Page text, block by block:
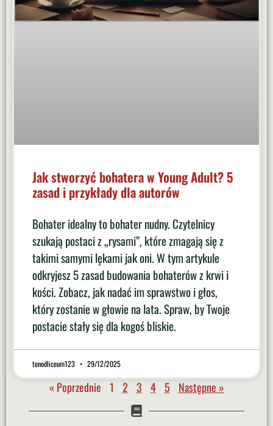
Jak stworzyć bohatera w Young Adult? 5
zasad i przykłady dla autorów
Bohater idealny to bohater nudny. Czytelnicy
szukają postaci z „rysami”, które zmagają się z
takimi samymi lękami jak oni. W tym artykule
odkryjesz 5 zasad budowania bohaterów z krwi i
kości. Zobacz, jak nadać im sprawstwo i głos,
który zostanie w głowie na lata. Spraw, by Twoje
postacie stały się dla kogoś bliskie.
tenodliceum123 29/12/2025
« Poprzednie 1 2 3 4 5 Następne »